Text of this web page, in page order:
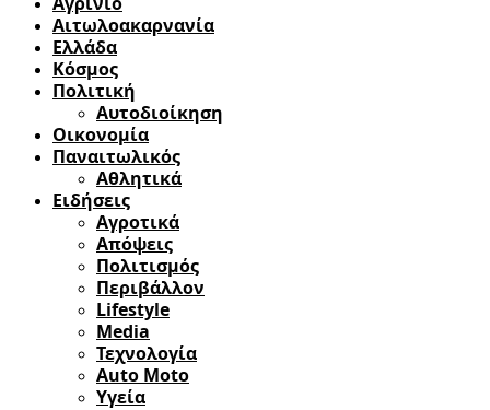
Αιτωλοακαρνανία
Ελλάδα
Κόσμος
Πολιτική
Αυτοδιοίκηση
Οικονομία
Παναιτωλικός
Αθλητικά
Ειδήσεις
Αγροτικά
Απόψεις
Πολιτισμός
Περιβάλλον
Lifestyle
Media
Τεχνολογία
Auto Moto
Υγεία